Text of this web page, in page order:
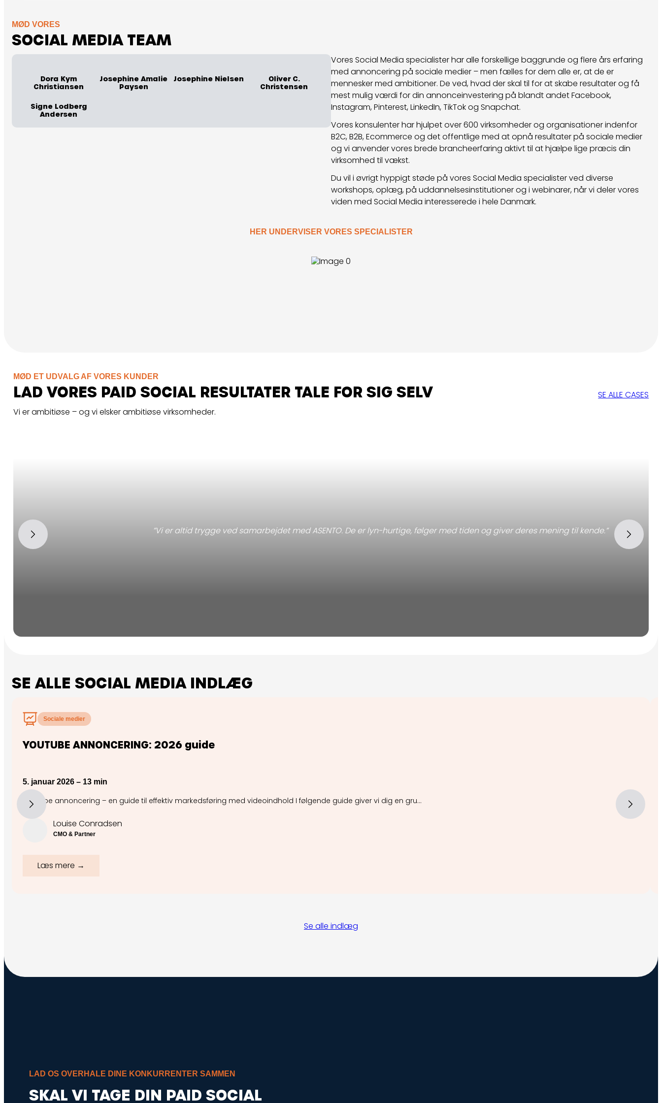
MØD VORES
SOCIAL MEDIA TEAM
Dora Kym
Christiansen
Josephine Amalie
Paysen
Josephine Nielsen
Oliver C.
Christensen
Signe Lodberg
Andersen
Vores Social Media specialister har alle forskellige baggrunde og flere års erfaring
med annoncering på sociale medier – men fælles for dem alle er, at de er
mennesker med ambitioner. De ved, hvad der skal til for at skabe resultater og få
mest mulig værdi for din annonceinvestering på blandt andet Facebook,
Instagram, Pinterest, LinkedIn, TikTok og Snapchat.
Vores konsulenter har hjulpet over 600 virksomheder og organisationer indenfor
B2C, B2B, Ecommerce og det offentlige med at opnå resultater på sociale medier
og vi anvender vores brede brancheerfaring aktivt til at hjælpe lige præcis din
virksomhed til vækst.
Du vil i øvrigt hyppigt støde på vores Social Media specialister ved diverse
workshops, oplæg, på uddannelsesinstitutioner og i webinarer, når vi deler vores
viden med Social Media interesserede i hele Danmark.
HER UNDERVISER VORES SPECIALISTER
MØD ET UDVALG AF VORES KUNDER
LAD VORES PAID SOCIAL RESULTATER TALE FOR SIG SELV
Vi er ambitiøse – og vi elsker ambitiøse virksomheder.
SE ALLE CASES
”Vi er altid trygge ved samarbejdet med ASENTO. De er lyn-hurtige, følger med tiden og giver deres mening til kende.”
SE ALLE SOCIAL MEDIA INDLÆG
Sociale medier
YOUTUBE ANNONCERING: 2026 guide
5. januar 2026 – 13 min
YouTube annoncering – en guide til effektiv markedsføring med videoindhold I følgende guide giver vi dig en gru…
Louise Conradsen
CMO & Partner
Læs mere →
Se alle indlæg
LAD OS OVERHALE DINE KONKURRENTER SAMMEN
SKAL VI TAGE DIN PAID SOCIAL